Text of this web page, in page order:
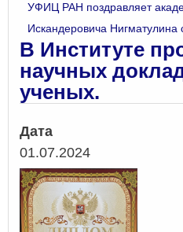
УФИЦ РАН поздравляет
Искандеровича
В Институте
научных
ученых.
Дата
01.07.2024